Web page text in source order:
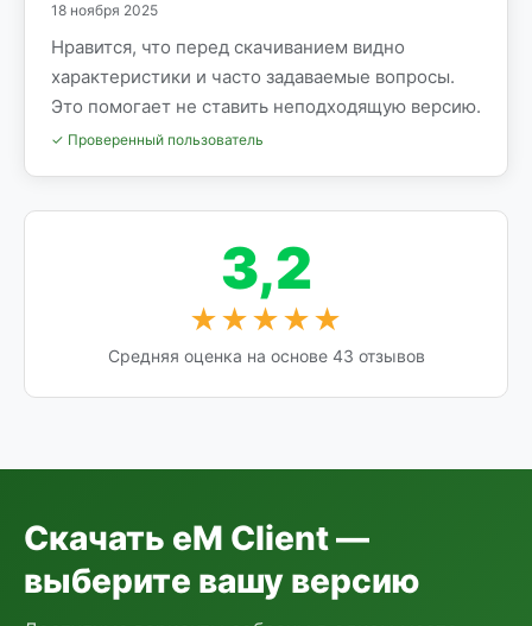
18 ноября 2025
Нравится, что перед скачиванием видно
характеристики и часто задаваемые вопросы.
Это помогает не ставить неподходящую версию.
✓ Проверенный пользователь
3,2
★★★★★
Средняя оценка на основе 43 отзывов
Скачать eM Client —
выберите вашу версию